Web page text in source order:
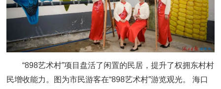
“898艺术村”项目盘活了闲置的民居，提升了权拥东村村
民增收能力。图为市民游客在“898艺术村”游览观光。 海口